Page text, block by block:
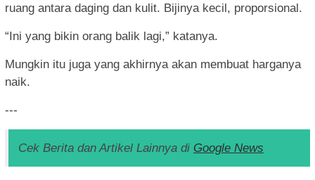
ruang antara daging dan kulit. Bijinya kecil, proporsional.
“Ini yang bikin orang balik lagi,” katanya.
Mungkin itu juga yang akhirnya akan membuat harganya
naik.
---
Cek Berita dan Artikel Lainnya di Google News